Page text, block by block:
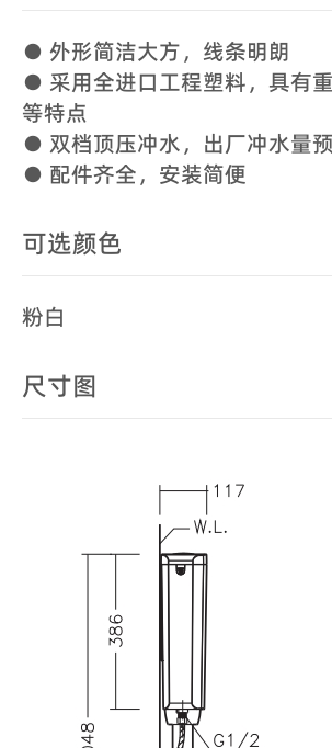
● 外形简洁大方，线条明朗
● 采用全进口工程塑料，具有
等特点
● 双档顶压冲水，出厂冲水量
● 配件齐全，安装简便
可选颜色
粉白
尺寸图